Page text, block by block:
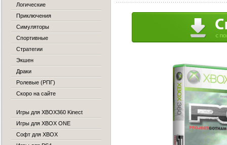
Логические
Приключения
Симуляторы
Спортивные
Стратегии
Экшен
Драки
Ролевые (РПГ)
Скоро на сайте
Игры для XBOX360 Kinect
Игры для XBOX ONE
Софт для XBOX